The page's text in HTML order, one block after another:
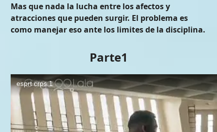
Mas que nada la lucha entre los afectos y
atracciones que pueden surgir. El problema es
como manejar eso ante los limites de la disciplina.
Parte1